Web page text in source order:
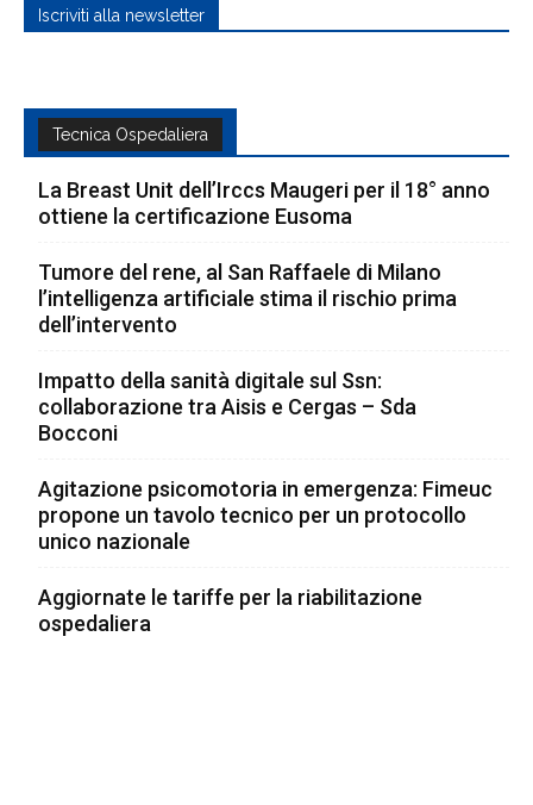
Iscriviti alla newsletter
Tecnica Ospedaliera
La Breast Unit dell’Irccs Maugeri per il 18° anno
ottiene la certificazione Eusoma
Tumore del rene, al San Raffaele di Milano
l’intelligenza artificiale stima il rischio prima
dell’intervento
Impatto della sanità digitale sul Ssn:
collaborazione tra Aisis e Cergas – Sda
Bocconi
Agitazione psicomotoria in emergenza: Fimeuc
propone un tavolo tecnico per un protocollo
unico nazionale
Aggiornate le tariffe per la riabilitazione
ospedaliera